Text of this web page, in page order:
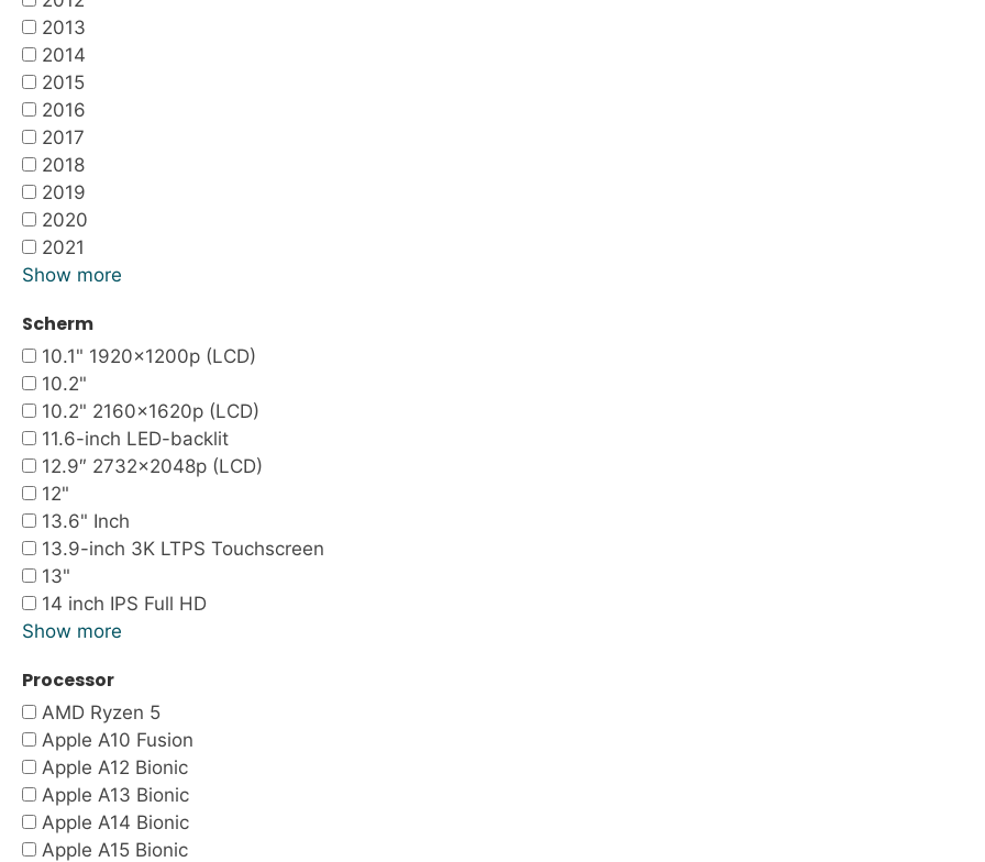
2013
2014
2015
2016
2017
2018
2019
2020
2021
Show more
Scherm
10.1" 1920x1200p (LCD)
10.2"
10.2" 2160x1620p (LCD)
11.6-inch LED-backlit
12.9″ 2732×2048p (LCD)
12"
13.6" Inch
13.9-inch 3K LTPS Touchscreen
13"
14 inch IPS Full HD
Show more
Processor
AMD Ryzen 5
Apple A10 Fusion
Apple A12 Bionic
Apple A13 Bionic
Apple A14 Bionic
Apple A15 Bionic